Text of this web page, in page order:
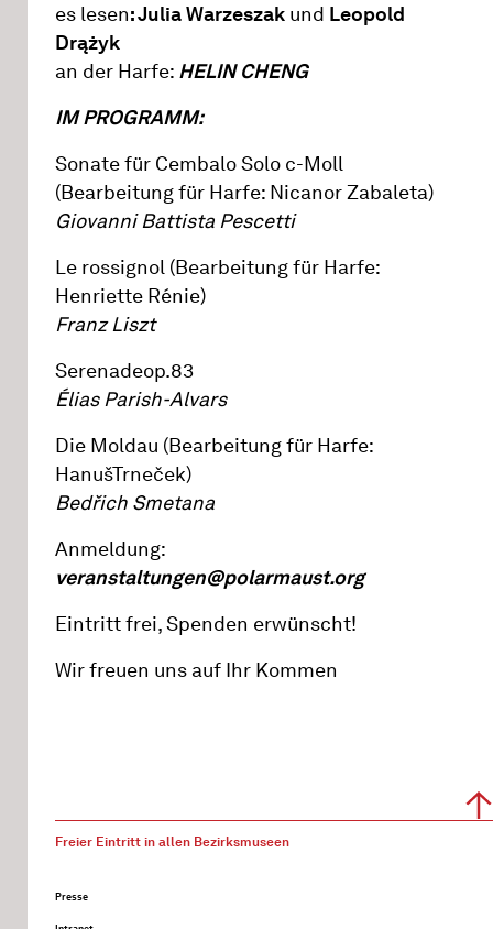
es lesen: Julia Warzeszak und Leopold
Drążyk
an der Harfe: HELIN CHENG
IM PROGRAMM:
Sonate für Cembalo Solo c-Moll
(Bearbeitung für Harfe: Nicanor Zabaleta)
Giovanni Battista Pescetti
Le rossignol (Bearbeitung für Harfe:
Henriette Rénie)
Franz Liszt
Serenadeop.83
Élias Parish-Alvars
Die Moldau (Bearbeitung für Harfe:
HanušTrneček)
Bedřich Smetana
Anmeldung:
veranstaltungen@polarmaust.org
Eintritt frei, Spenden erwünscht!
Wir freuen uns auf Ihr Kommen
Freier Eintritt in allen Bezirksmuseen
Presse